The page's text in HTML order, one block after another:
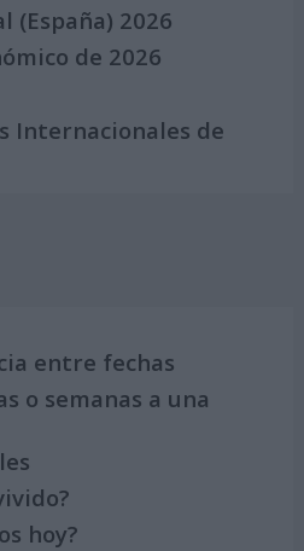
(España) 2026
de 2026
Internacionales de
entre fechas
o semanas a una
hoy?